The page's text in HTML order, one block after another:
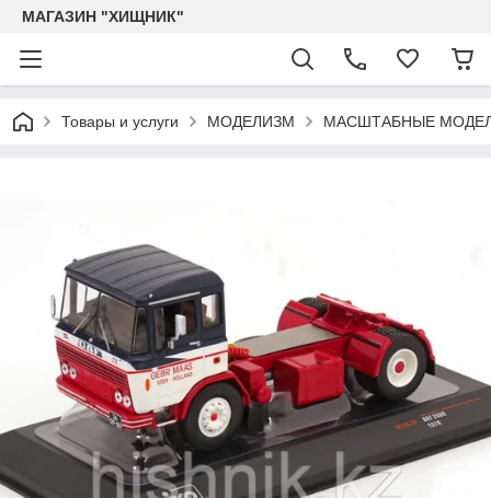
МАГАЗИН "ХИЩНИК"
Товары и услуги МОДЕЛИЗМ МАСШТАБНЫЕ